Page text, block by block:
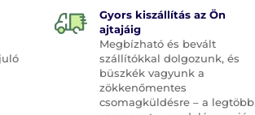
Gyors kiszállítás az Ön
ajtajáig
Megbízható és bevált
szállítókkal dolgozunk, és
büszkék vagyunk a
zökkenőmentes
csomagküldésre – a legtöbb